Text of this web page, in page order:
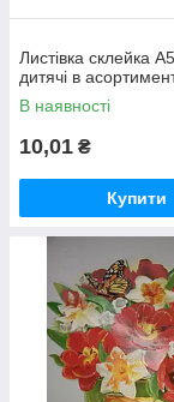
Листівка склейка
дитячі в
В наявності
10,01 ₴
Купити